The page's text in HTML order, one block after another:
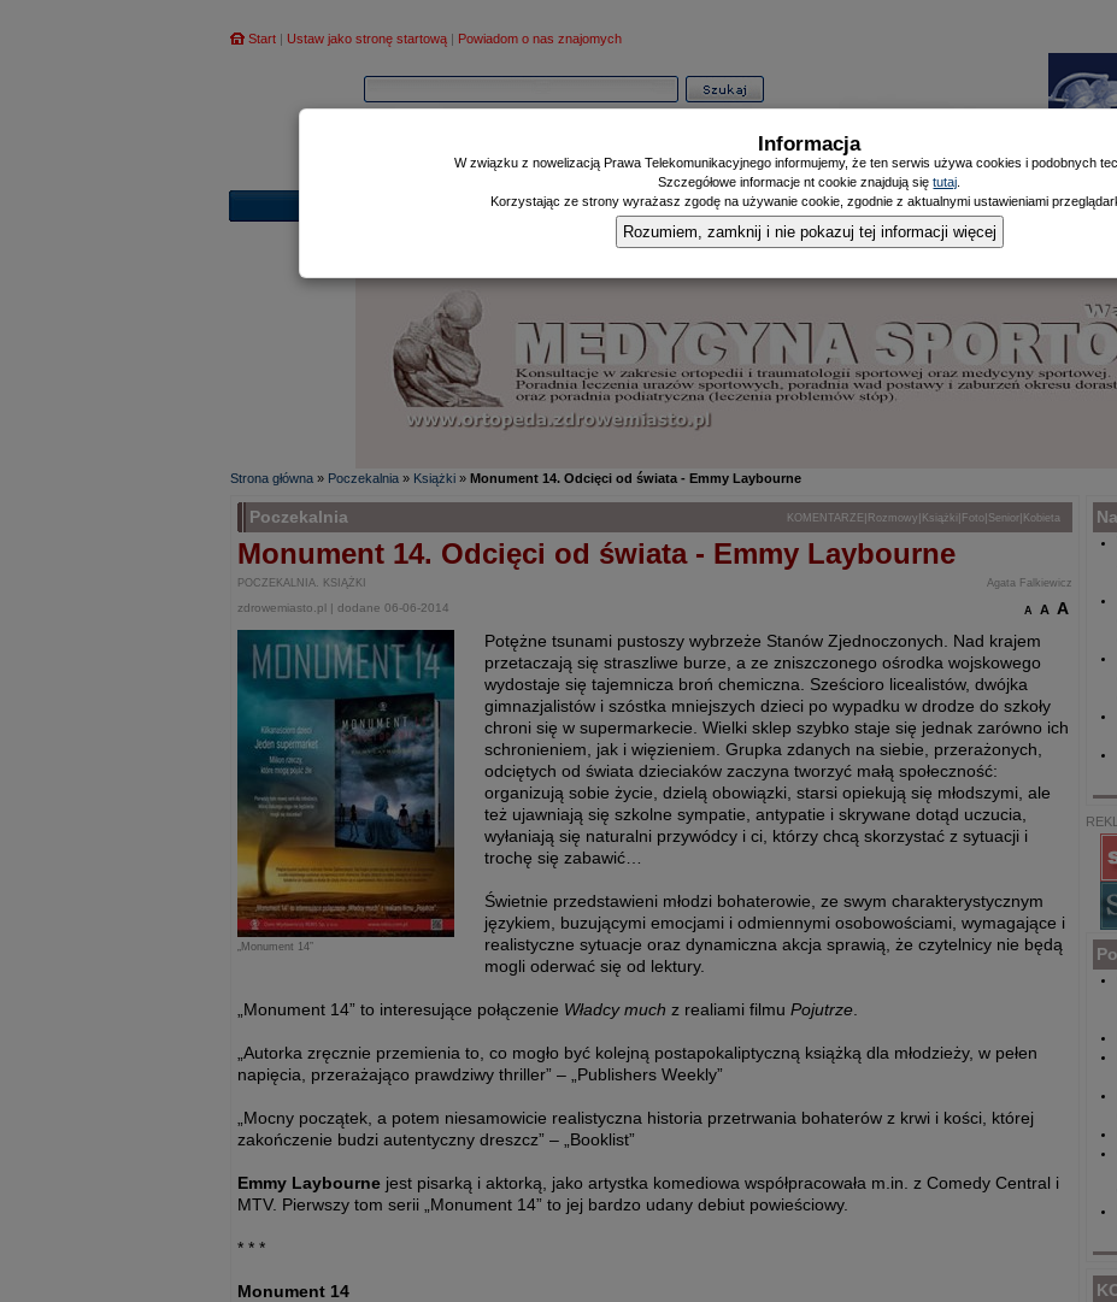
Start | Ustaw jako stronę startową | Powiadom o nas znajomych
Informator|Poczekalnia|Zdrowy Mieszczanin|Doniesienia Listonosza
Strona główna » Poczekalnia » Książki » Monument 14. Odcięci od świata - Emmy Laybourne
Poczekalnia KOMENTARZE | Rozmowy | Książki | Foto| Senior| Kobieta
Monument 14. Odcięci od świata - Emmy Laybourne
POCZEKALNIA. KSIĄŻKI Agata Falkiewicz
zdrowemiasto.pl | dodane 06-06-2014 A A A
„Monument 14”
Potężne tsunami pustoszy wybrzeże Stanów Zjednoczonych. Nad krajem
przetaczają się straszliwe burze, a ze zniszczonego ośrodka wojskowego
wydostaje się tajemnicza broń chemiczna. Sześcioro licealistów, dwójka
gimnazjalistów i szóstka mniejszych dzieci po wypadku w drodze do szkoły
chroni się w supermarkecie. Wielki sklep szybko staje się jednak zarówno ich
schronieniem, jak i więzieniem. Grupka zdanych na siebie, przerażonych,
odciętych od świata dzieciaków zaczyna tworzyć małą społeczność:
organizują sobie życie, dzielą obowiązki, starsi opiekują się młodszymi, ale
też ujawniają się szkolne sympatie, antypatie i skrywane dotąd uczucia,
wyłaniają się naturalni przywódcy i ci, którzy chcą skorzystać z sytuacji i
trochę się zabawić…
Świetnie przedstawieni młodzi bohaterowie, ze swym charakterystycznym
językiem, buzującymi emocjami i odmiennymi osobowościami, wymagające i
realistyczne sytuacje oraz dynamiczna akcja sprawią, że czytelnicy nie będą
mogli oderwać się od lektury.
„Monument 14” to interesujące połączenie Władcy much z realiami filmu Pojutrze
„Autorka zręcznie przemienia to, co mogło być kolejną postapokaliptyczną książką dla młodzieży, w pełen
napięcia, przerażająco prawdziwy thriller” – „Publishers Weekly”
„Mocny początek, a potem niesamowicie realistyczna historia przetrwania bohaterów z krwi i kości, której
zakończenie budzi autentyczny dreszcz” – „Booklist”
Emmy Laybourne jest pisarką i aktorką, jako artystka komediowa współpracowała m.in. z Comedy Central i
MTV. Pierwszy tom serii „Monument 14” to jej bardzo udany debiut powieściowy.
* * *
Monument 14
Informacja
W związku z nowelizacją Prawa Telekomunikacyjnego informujemy, że ten serwis używa cookies i podobnych
Szczegółowe informacje nt cookie znajdują siętutaj
Korzystając ze strony wyrażasz zgodę na używanie cookie, zgodnie z aktualnymi ustawieniami
Rozumiem, zamknij i nie pokazuj tej informacji więcej